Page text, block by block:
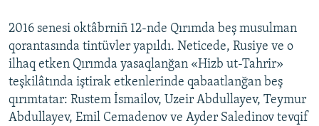
2016 senesi oktâbrniñ 12-nde Qırımda beş musulman
qorantasında tintüvler yapıldı. Neticede, Rusiye ve o
ilhaq etken Qırımda yasaqlanğan «Hizb ut-Tahrir»
teşkilâtında iştirak etkenlerinde qabaatlanğan beş
qırımtatar: Rustem İsmailov, Uzeir Abdullayev, Teymur
Abdullayev, Emil Cemadenov ve Ayder Saledinov tevqif